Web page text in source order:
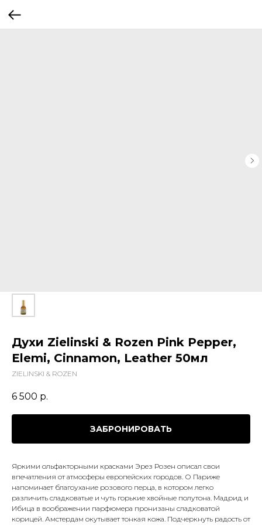
Духи Zielinski & Rozen Pink Pepper,
Elemi, Cinnamon, Leather 50мл
ZIELINSKI & ROZEN
6 500 р.
ЗАБРОНИРОВАТЬ
Яркими ольфакторными красками Эрез Розен описал свои
впечатления от атмосферы европейских городов. О Париже
напоминает благоухание розового перца, в котором легко
различить сладковатые и чуть горькие хвойные полутона. Мадрид и
Ибица в воображении парфюмера пронизаны сладковатой
корицей. Амстердам окутывает тонкая кожа. Подчеркнуть радость от